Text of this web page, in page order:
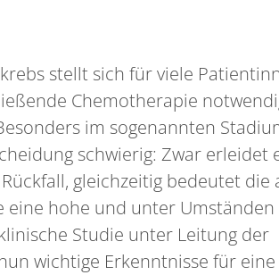
stellt sich für viele
Chemotherapie
im sogenannten
schwierig: Zwar erleidet
gleichzeitig bedeutet die
eine hohe und unter
Studie unter Leitung der
wichtige Erkenntnisse für